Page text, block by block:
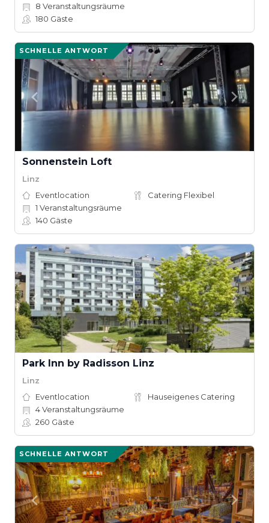
8 Veranstaltungsräume
180 Gäste
SCHNELLE ANTWORT
Sonnenstein Loft
Linz
Eventlocation
Catering Flexibel
1 Veranstaltungsräume
140 Gäste
Park Inn by Radisson Linz
Linz
Eventlocation
Hauseigenes Catering
4Veranstaltungsräume
260 Gäste
SCHNELLE ANTWORT